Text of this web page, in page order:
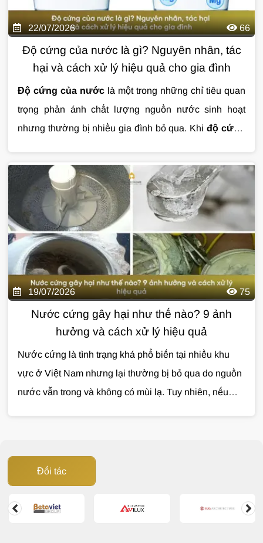
22/07/2026 66
Độ cứng của nước là gì? Nguyên nhân, tác
hại và cách xử lý hiệu quả cho gia đình
Độ cứng của nước là một trong những chỉ tiêu quan
trọng phản ánh chất lượng nguồn nước sinh hoạt
nhưng thường bị nhiều gia đình bỏ qua. Khi độ cứng
thiết bị, làm giảm hiệu quả của xà phòng và ảnh
hưởng đến tuổi thọ hệ thống đường ống. Vậy
cứng của nướclà gì, có gây hại cho sức khỏe không
và cách xử lý hiệu quả như thế nào? Cùng
Giải Pháp
Nướctìm hiểu chi tiết trong bài viết dưới đây.
19/07/2026 75
Nước cứng gây hại như thế nào? 9 ảnh
hưởng và cách xử lý hiệu quả
Nước cứng là tình trạng khá phổ biến tại nhiều khu
vực ở Việt Nam nhưng lại thường bị bỏ qua do nguồn
nước vẫn trong và không có mùi lạ. Tuy nhiên, nếu
như thế nào và đâu là giải pháp xử lý hiệu quả? Cùng
Giải Pháp Nướctìm hiểu trong bài viết dưới đây.
Đối tác